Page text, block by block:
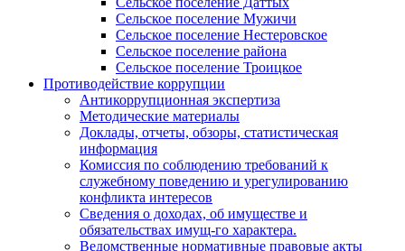
Сельское поселение Мужичи
Сельское поселение Нестеровское
Сельское поселение района
Сельское поселение Троицкое
Противодействие коррупции
Антикоррупционная экспертиза
Методические материалы
Доклады, отчеты, обзоры, статистическая
информация
Комиссия по соблюдению требований к
служебному поведению и урегулированию
конфликта интересов
Сведения о доходах, об имуществе и
обязательствах имущ-го характера.
Ведомственные нормативные правовые акты